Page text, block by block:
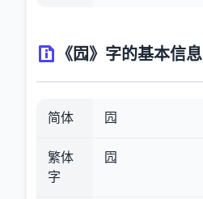
《囥》字的基本信息
简体 囥
繁体
字
囥